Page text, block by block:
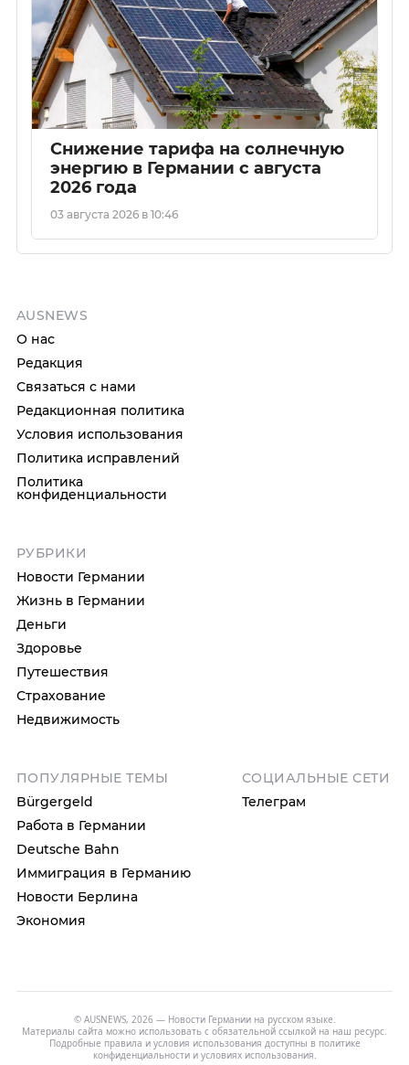
Снижение тарифа на солнечную
энергию в Германии с августа
2026 года
03 августа 2026 в 10:46
AUSNEWS
О нас
Редакция
Связаться с нами
Редакционная политика
Условия использования
Политика исправлений
Политика
конфиденциальности
РУБРИКИ
Новости Германии
Жизнь в Германии
Деньги
Здоровье
Путешествия
Страхование
Недвижимость
ПОПУЛЯРНЫЕ ТЕМЫ
Bürgergeld
Работа в Германии
Deutsche Bahn
Иммиграция в Германию
Новости Берлина
Экономия
СОЦИАЛЬНЫЕ СЕТИ
Телеграм
© AUSNEWS, 2026 — Новости Германии на русском языке.
Материалы сайта можно использовать с обязательной ссылкой на наш ресурс.
Подробные правила и условия использования доступны в политике
конфиденциальностии условиях использования.